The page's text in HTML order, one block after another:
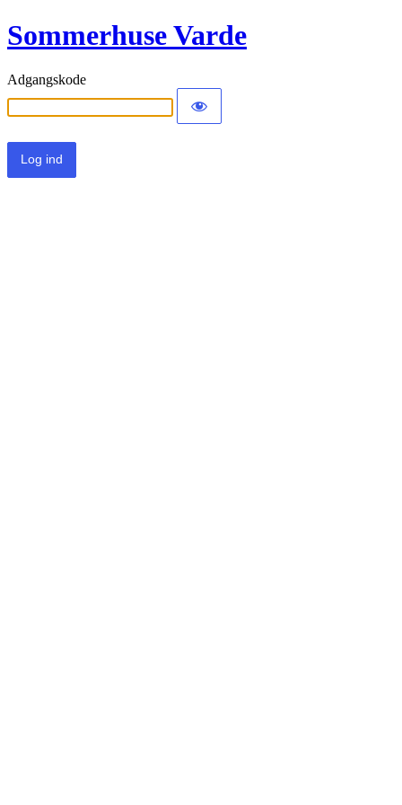
Sommerhuse Varde
Adgangskode